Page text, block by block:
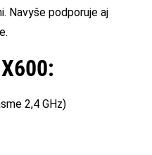
Navyše podporuje aj
2,4 GHz)